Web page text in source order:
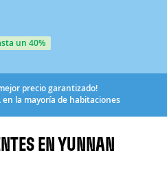
un 40%
precio garantizado!
en la mayoría de habitaciones
EN YUNNAN